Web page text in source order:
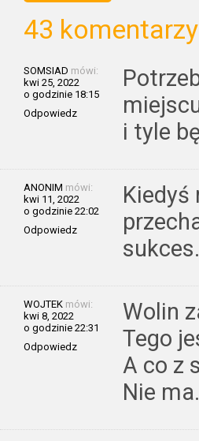
43 komentarzy
SOMSIAD mówi:
kwi 25, 2022
o godzinie 18:15
Odpowiedz
i tyle
ANONIM mówi:
kwi 11, 2022
o godzinie 22:02
Odpowiedz
sukces.
WOJTEK mówi:
kwi 8, 2022
o godzinie 22:31
Odpowiedz
Wolin
Tego
A co z
Nie